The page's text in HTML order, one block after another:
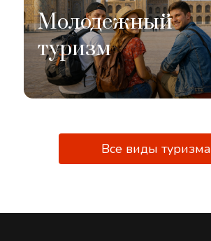
Молодежный
туризм
Все виды туризма